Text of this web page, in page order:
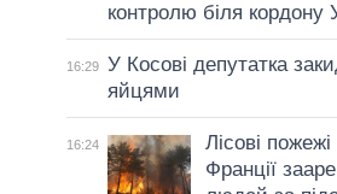
контролю біля кордону
16:29 У Косові депутатка
яйцями
16:24
Лісові
Франції